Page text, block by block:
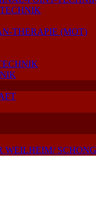
THERAPIE (MOT)
WEILHEIM/